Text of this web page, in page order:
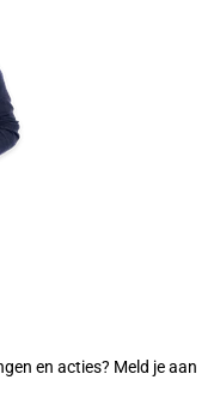
en acties? Meld je aan